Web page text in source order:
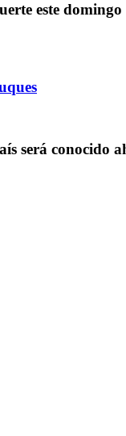
este
será